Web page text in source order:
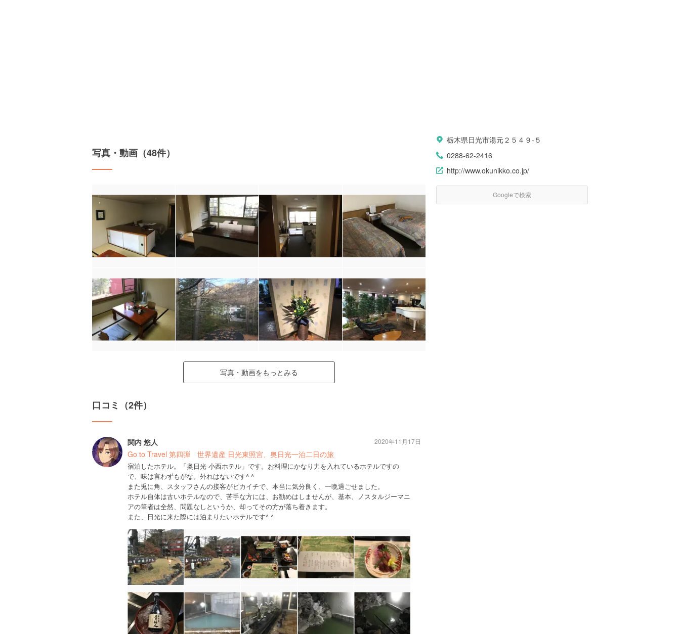
写真・動画（48件）
写真・動画をもっとみる
口コミ（2件）
関内 悠人
Go to Travel 第四弾 世界遺産 日光東照宮、奥日光一泊二日の旅
宿泊したホテル。「奥日光 小西ホテル」です。お料理にかなり力を入れているホテルですの
で、味は言わずもがな。外れはないです^ ^
また兎に角、スタッフさんの接客がピカイチで、本当に気分良く、一晩過ごせました。
ホテル自体は古いホテルなので、苦手な方には、お勧めはしませんが、基本、ノスタルジーマニ
アの筆者は全然、問題なしというか、却ってその方が落ち着きます。
また、日光に来た際には泊まりたいホテルです^ ^
2020年11月17日
栃木県日光市湯元２５４９-５
0288-62-2416
http://www.okunikko.co.jp/
Googleで検索